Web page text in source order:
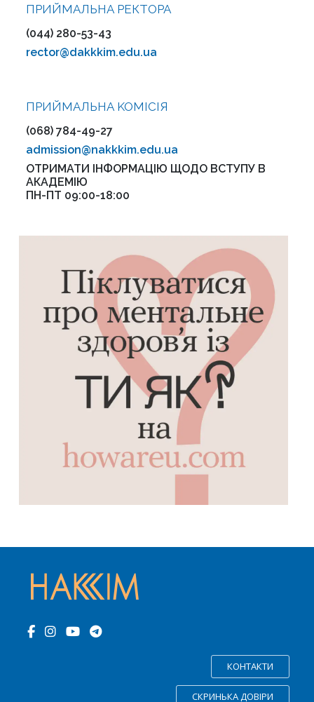
ПРИЙМАЛЬНА РЕКТОРА
(044) 280-53-43
rector@dakkkim.edu.ua
ПРИЙМАЛЬНА KOMІСІЯ
(068) 784-49-27
admission@nakkkim.edu.ua
ОТРИМАТИ ІНФОРМАЦІЮ ЩОДО ВСТУПУ В
АКАДЕМІЮ
ПН-ПТ 09:00-18:00
КОНТАКТИ
СКРИНЬКА ДОВІРИ